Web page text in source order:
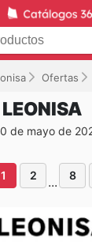
Ofertas
de mayo de
1 2 ... 8